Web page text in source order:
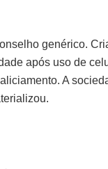
genérico.
após uso de
A